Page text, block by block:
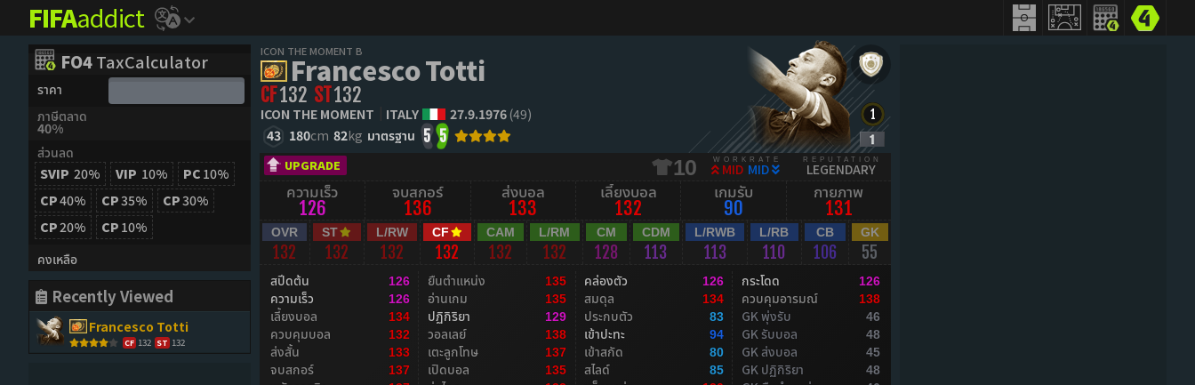
FIFAaddict
FO4TaxCalculator
ราคา
ภาษีตลาด
40%
ส่วนลด
SVIP 20% VIP 10% PC 10%
CP40% CP35% CP30%
CP20% CP 10%
คงเหลือ
Recently Viewed
Francesco Totti
CF 132 ST 132
ICON THE MOMENT B
Francesco Totti
CF132 ST132
ICON THE MOMENT ITALY 27.9.1976(49)
43 180cm 82kg มาตรฐาน 5 5
UPGRADE 10 WORKRATE
MID MID
REPUTATION
LEGENDARY
ความเร็ว
126
จบสกอร์
136
ส่งบอล
133
เลี้ยงบอล
132
เกมรับ
90
กายภาพ
131
OVR
132
ST
132
L/RW
132
CF
132
CAM
132
L/RM
132
CM
128
CDM
113
L/RWB
113
L/RB
110
CB
106
GK
55
สปีดต้น 126
ความเร็ว 126
เลี้ยงบอล 134
ควบคุมบอล 132
ส่งสั้น 133
จบสกอร์ 137
ยืนตำแหน่ง 135
อ่านเกม 135
ปฏิกิริยา 129
วอลเลย์ 138
เตะลูกโทษ 137
เปิดบอล 135
คล่องตัว 126
สมดุล 134
ประกบตัว 83
เข้าปะทะ 94
เข้าสกัด 80
สไลด์ 85
กระโดด 126
ควบคุมอารมณ์ 138
GK พุ่งรับ 46
GK รับบอล 48
GK ส่งบอล 45
GK ปฏิกิริยา 48